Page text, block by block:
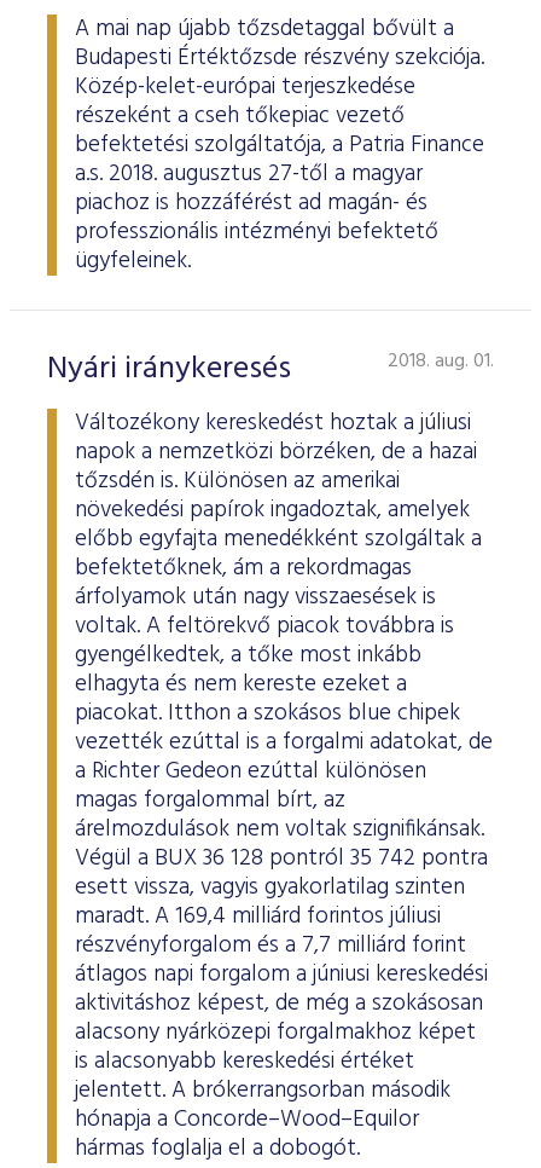
A mai nap újabb tőzsdetaggal bővült a
Budapesti Értéktőzsde részvény szekciója.
Közép-kelet-európai terjeszkedése
részeként a cseh tőkepiac vezető
befektetési szolgáltatója, a Patria Finance
a.s. 2018. augusztus 27-től a magyar
piachoz is hozzáférést ad magán- és
professzionális intézményi befektető
ügyfeleinek.
Nyári iránykeresés 2018. aug. 01.
Változékony kereskedést hoztak a júliusi
napok a nemzetközi börzéken, de a hazai
tőzsdén is. Különösen az amerikai
növekedési papírok ingadoztak, amelyek
előbb egyfajta menedékként szolgáltak a
befektetőknek, ám a rekordmagas
árfolyamok után nagy visszaesések is
voltak. A feltörekvő piacok továbbra is
gyengélkedtek, a tőke most inkább
elhagyta és nem kereste ezeket a
piacokat. Itthon a szokásos blue chipek
vezették ezúttal is a forgalmi adatokat, de
a Richter Gedeon ezúttal különösen
magas forgalommal bírt, az
árelmozdulások nem voltak szignifikánsak.
Végül a BUX 36 128 pontról 35 742 pontra
esett vissza, vagyis gyakorlatilag szinten
maradt. A 169,4 milliárd forintos júliusi
részvényforgalom és a 7,7 milliárd forint
átlagos napi forgalom a júniusi kereskedési
aktivitáshoz képest, de még a szokásosan
alacsony nyárközepi forgalmakhoz képet
is alacsonyabb kereskedési értéket
jelentett. A brókerrangsorban második
hónapja a Concorde–Wood–Equilor
hármas foglalja el a dobogót.